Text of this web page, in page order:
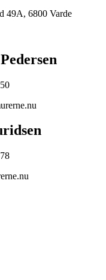
49A, 6800 Varde